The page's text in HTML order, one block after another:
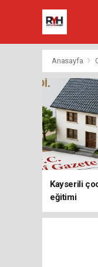
Anasayfa
Kayserili
eğitimi